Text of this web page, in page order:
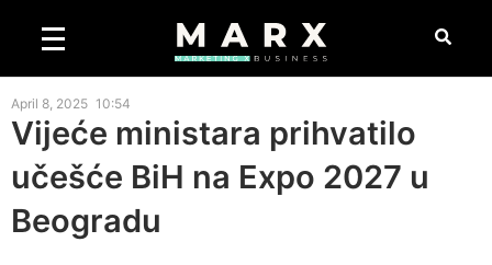
April 8, 2025 10:54
Vijeće ministara prihvatilo
učešće BiH na Expo 2027 u
Beogradu